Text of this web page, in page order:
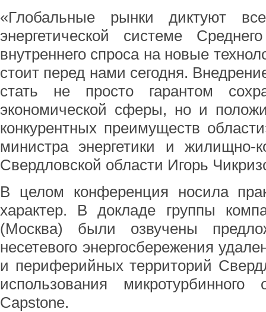
«Глобальные рынки диктуют
энергетической системе
внутреннего спроса на новые
стоит перед нами сегодня.
стать не просто гарантом
экономической сферы, но и
конкурентных преимуществ
министра энергетики и жилищно-
Свердловской области Игорь
В целом конференция носила
характер. В докладе группы
(Москва) были озвучены
несетевого энергосбережения
и периферийных территорий
использования микротурбинного
Capstone.